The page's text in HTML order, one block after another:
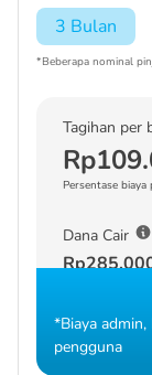
3 Bulan
*Beberapa nominal
Tagihan per
Persentase
Dana Cair
*Biaya
pengguna